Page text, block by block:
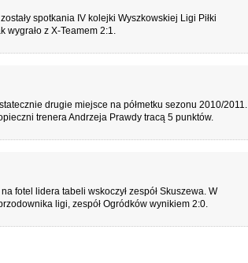
spotkania IV kolejki Wyszkowskiej Ligi Piłki
wygrało z X-Teamem 2:1.
drugie miejsce na półmetku sezonu 2010/2011.
trenera Andrzeja Prawdy tracą 5 punktów.
fotel lidera tabeli wskoczył zespół Skuszewa. W
ligi, zespół Ogródków wynikiem 2:0.